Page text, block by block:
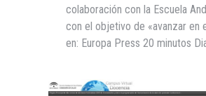
colaboración con la Escuela
con el objetivo de «avanzar en
en: Europa Press 20 minutos